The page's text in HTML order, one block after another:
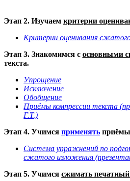
Этап 2. Изучаем критерии
Критерии оценивания
Этап 3. Знакомимся с основными
текста.
Упрощение
Исключение
Обобщение
Приёмы компрессии текста
Г.Т.)
Этап 4. Учимся применять приёмы
Система упражнений по
сжатого изложения
Этап 5. Учимся сжимать печатный